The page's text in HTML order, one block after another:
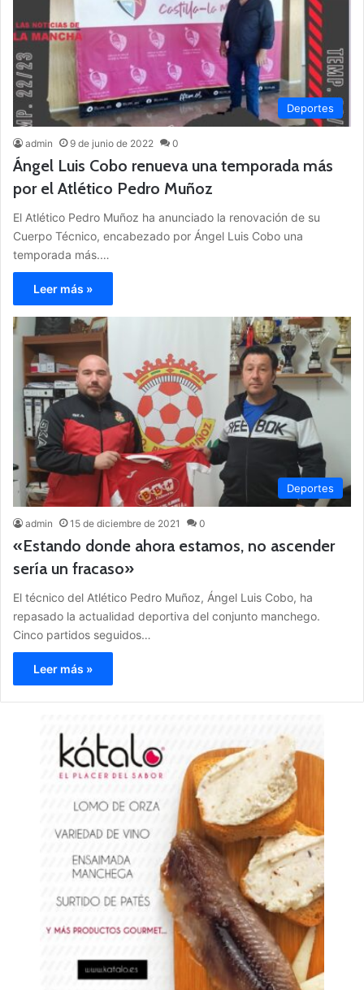
Deportes
admin 9 de junio de 2022 0
Ángel Luis Cobo renueva una temporada más
por el Atlético Pedro Muñoz
El Atlético Pedro Muñoz ha anunciado la renovación de su
Cuerpo Técnico, encabezado por Ángel Luis Cobo una
temporada más.…
Leer más »
Deportes
admin 15 de diciembre de 2021 0
«Estando donde ahora estamos, no ascender
sería un fracaso»
El técnico del Atlético Pedro Muñoz, Ángel Luis Cobo, ha
repasado la actualidad deportiva del conjunto manchego.
Cinco partidos seguidos…
Leer más »